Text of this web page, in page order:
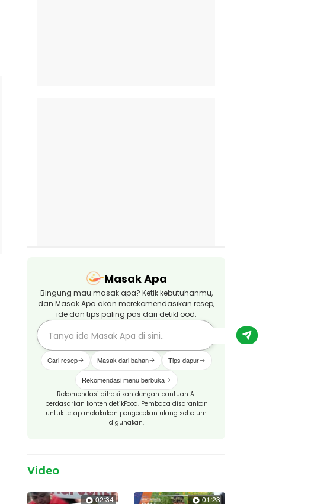
Masak Apa
Bingung mau masak apa? Ketik kebutuhanmu,
dan Masak Apa akan merekomendasikan resep,
ide dan tips paling pas dari detikFood.
Cari resep Masak dari bahan Tips dapur
Rekomendasi menu berbuka
Rekomendasi dihasilkan dengan bantuan AI
berdasarkan konten detikFood. Pembaca disarankan
untuk tetap melakukan pengecekan ulang sebelum
digunakan.
Video
02:34 01:23